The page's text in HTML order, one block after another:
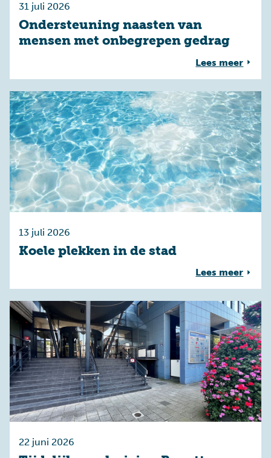
31 juli 2026
Ondersteuning naasten van
mensen met onbegrepen gedrag
Lees meer
13 juli 2026
Koele plekken in de stad
Lees meer
22 juni 2026